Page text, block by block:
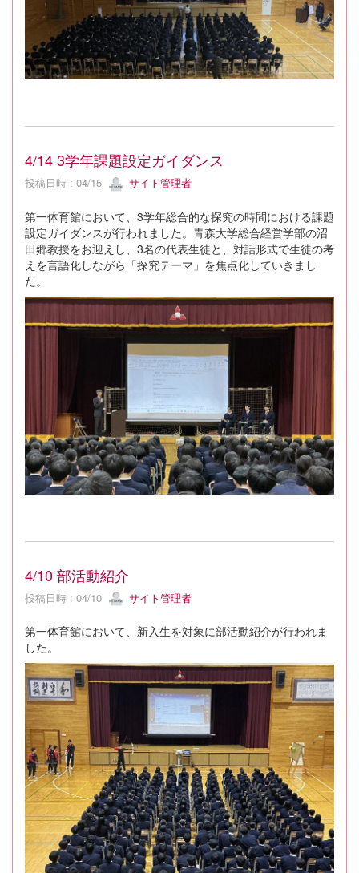
4/14 3学年課題設定ガイダンス
投稿日時 : 04/15 サイト管理者
第一体育館において、3学年総合的な探究の時間における課題
設定ガイダンスが行われました。青森大学総合経営学部の沼
田郷教授をお迎えし、3名の代表生徒と、対話形式で生徒の考
えを言語化しながら「探究テーマ」を焦点化していきまし
た。
4/10 部活動紹介
投稿日時 : 04/10 サイト管理者
第一体育館において、新入生を対象に部活動紹介が行われま
した。